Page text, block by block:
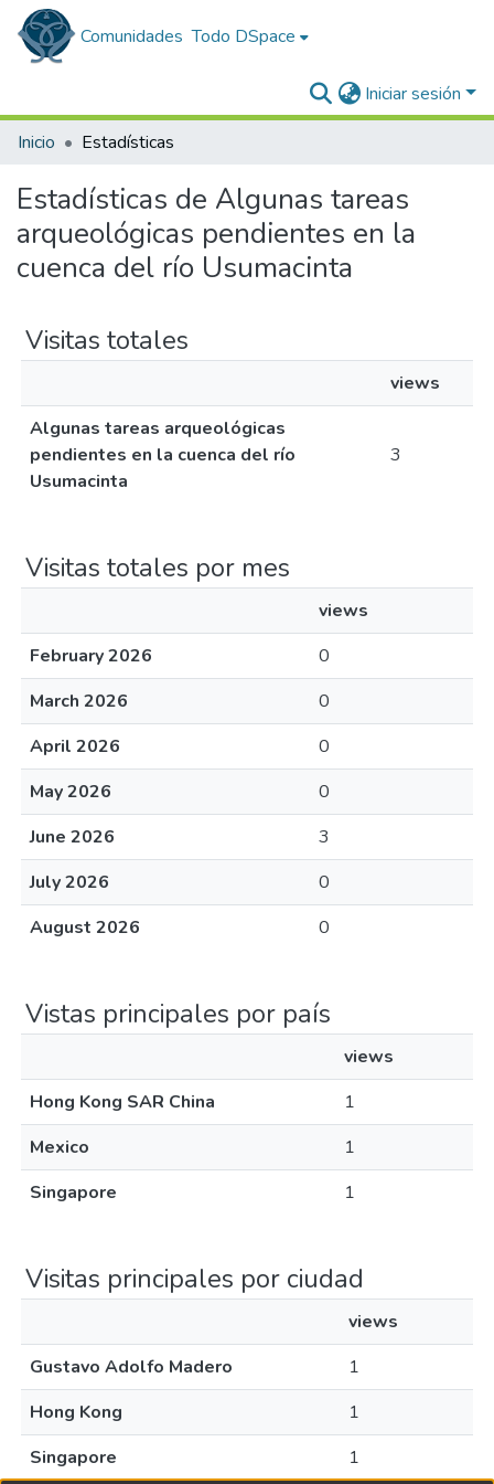
Comunidades Todo DSpace
Iniciar sesión
Inicio
Estadísticas
Estadísticas de Algunas tareas
arqueológicas pendientes en la
cuenca del río Usumacinta
Visitas totales
views
Algunas tareas arqueológicas
pendientes en la cuenca del río
Usumacinta
3
Visitas totales por mes
views
February 2026
0
March 2026
0
April 2026
0
May 2026
0
June 2026
3
July 2026
0
August 2026
0
Vistas principales por país
views
Hong Kong SAR China
1
Mexico
1
Singapore
1
Visitas principales por ciudad
views
Gustavo Adolfo Madero
1
Hong Kong
1
Singapore
1